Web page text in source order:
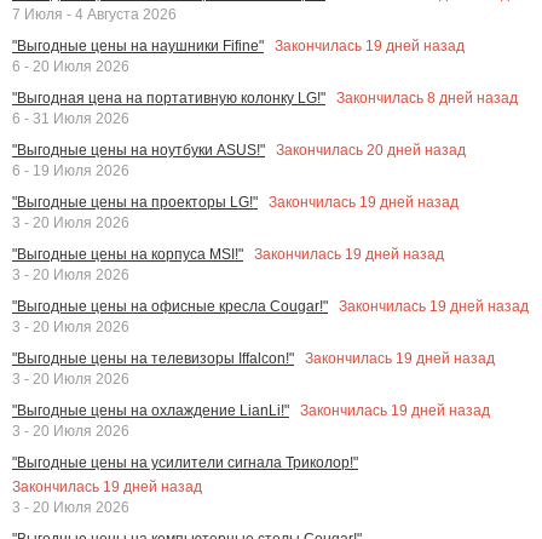
7 Июля - 4 Августа 2026
"Выгодные цены на наушники Fifine"
Закончилась 19 дней назад
6 - 20 Июля 2026
"Выгодная цена на портативную колонку LG!"
Закончилась 8 дней назад
6 - 31 Июля 2026
"Выгодные цены на ноутбуки ASUS!"
Закончилась 20 дней назад
6 - 19 Июля 2026
"Выгодные цены на проекторы LG!"
Закончилась 19 дней назад
3 - 20 Июля 2026
"Выгодные цены на корпуса MSI!"
Закончилась 19 дней назад
3 - 20 Июля 2026
"Выгодные цены на офисные кресла Cougar!"
Закончилась 19 дней назад
3 - 20 Июля 2026
"Выгодные цены на телевизоры Iffalcon!"
Закончилась 19 дней назад
3 - 20 Июля 2026
"Выгодные цены на охлаждение LianLi!"
Закончилась 19 дней назад
3 - 20 Июля 2026
"Выгодные цены на усилители сигнала Триколор!"
Закончилась 19 дней назад
3 - 20 Июля 2026